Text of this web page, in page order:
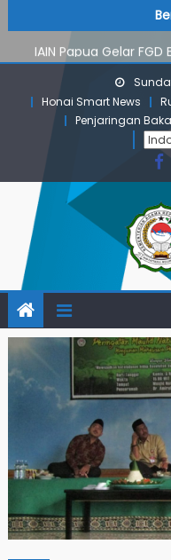
to
contentIAIN Papua Gelar FGD
KKN IAIN Papua:
KKN UGM dan Uncen
Para Mahasiswa
Terindeks Google
Pembekalan KKN:
Masyarakat
PMB Jalur Mandiri:
Maluku
Honai Smart News
Penjaringan